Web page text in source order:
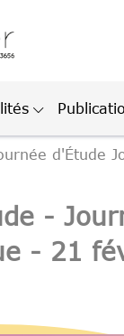
d'Étude
-
- 21